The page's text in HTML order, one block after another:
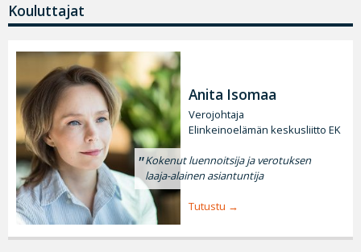
Kouluttajat
Anita Isomaa
Verojohtaja
Elinkeinoelämän keskusliitto EK
Kokenut luennoitsija ja verotuksen
laaja-alainen asiantuntija
Tutustu